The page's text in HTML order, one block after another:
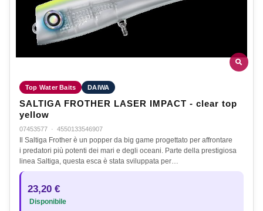
Top Water Baits DAIWA
SALTIGA FROTHER LASER IMPACT - clear top
yellow
07453577 · 4550133546907
Il Saltiga Frother è un popper da big game progettato per affrontare
i predatori più potenti dei mari e degli oceani. Parte della prestigiosa
linea Saltiga, questa esca è stata sviluppata per…
23,20 €
Disponibile